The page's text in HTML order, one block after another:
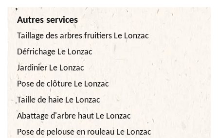
Autres services
Taillage des arbres fruitiers Le Lonzac
Défrichage Le Lonzac
Jardinier Le Lonzac
Pose de clôture Le Lonzac
Taille de haie Le Lonzac
Abattage d'arbre haut Le Lonzac
Pose de pelouse en rouleau Le Lonzac